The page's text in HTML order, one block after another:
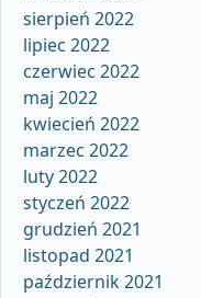
sierpień 2022
lipiec 2022
czerwiec 2022
maj 2022
kwiecień 2022
marzec 2022
luty 2022
styczeń 2022
grudzień 2021
listopad 2021
październik 2021